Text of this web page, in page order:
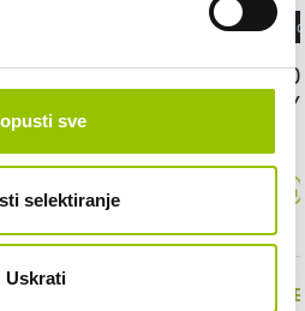
sve
selektiranje
Uskrati
III
EUROSUPER
Porsche
PORSCHE
HYBRID
CIJENA NA